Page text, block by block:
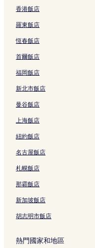
連
香港飯店
羅東飯店
恆春飯店
首爾飯店
福岡飯店
新北市飯店
曼谷飯店
上海飯店
紐約飯店
名古屋飯店
札幌飯店
那霸飯店
新加坡飯店
胡志明市飯店
熱門國家和地區